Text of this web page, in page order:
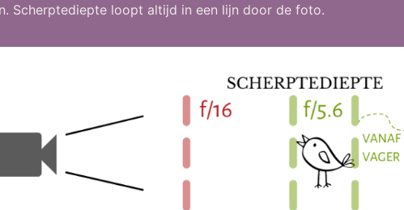
Scherptediepte loopt altijd in een lijn door de foto.